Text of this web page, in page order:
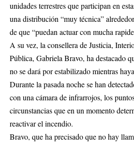
unidades terrestres que participan en
una distribución “muy técnica”
de que “puedan actuar con mucha
A su vez, la consellera de Justicia,
Pública, Gabriela Bravo, ha destacado
no se dará por estabilizado mientras
Durante la pasada noche se han
con una cámara de infrarrojos, los
circunstancias que en un momento
reactivar el incendio.
Bravo, que ha precisado que no hay